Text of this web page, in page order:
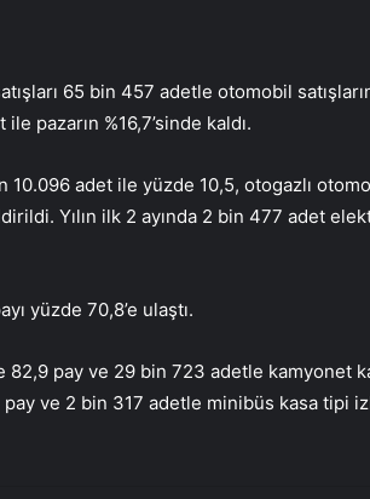
65 bin 457 adetle otomobil
pazarın %16,7’sinde kaldı.
adet ile yüzde 10,5, otogazlı
Yılın ilk 2 ayında 2 bin 477 adet
yüzde 70,8’e ulaştı.
82,9 pay ve 29 bin 723 adetle kamyonet
ve 2 bin 317 adetle minibüs kasa tipi